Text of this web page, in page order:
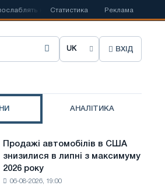
конкуренцію в Сполученому Королівстві
Статистика Реклама
О
р
и
ВХІД
АНАЛІТИКА
Продажі автомобілів в США
знизилися в липні з максимуму
2026 року
06-08-2026, 19:00